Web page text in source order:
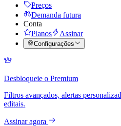
Preços
Demanda futura
Conta
Planos
Assinar
Configurações
Desbloqueie o Premium
Filtros avançados, alertas
editais.
Assinar agora